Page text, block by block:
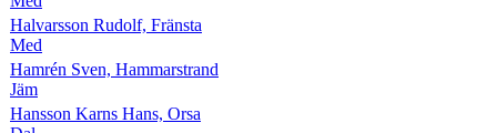
Halvarsson Rudolf, Fränsta
Med
Hamrén Sven, Hammarstrand
Jäm
Hansson Karns Hans, Orsa